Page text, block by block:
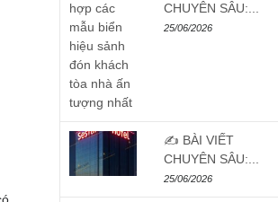
CHUYÊN SÂU:...
25/06/2026
✍️ BÀI VIẾT
CHUYÊN SÂU:...
25/06/2026